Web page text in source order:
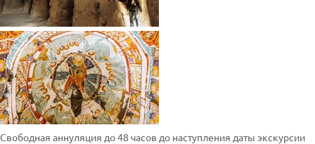
Свободная аннуляция до 48 часов до наступления даты экскурсии